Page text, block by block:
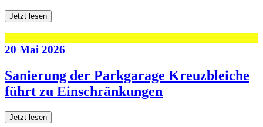
Jetzt lesen
20 Mai 2026
Sanierung der Parkgarage Kreuzbleiche
führt zu Einschränkungen
Jetzt lesen